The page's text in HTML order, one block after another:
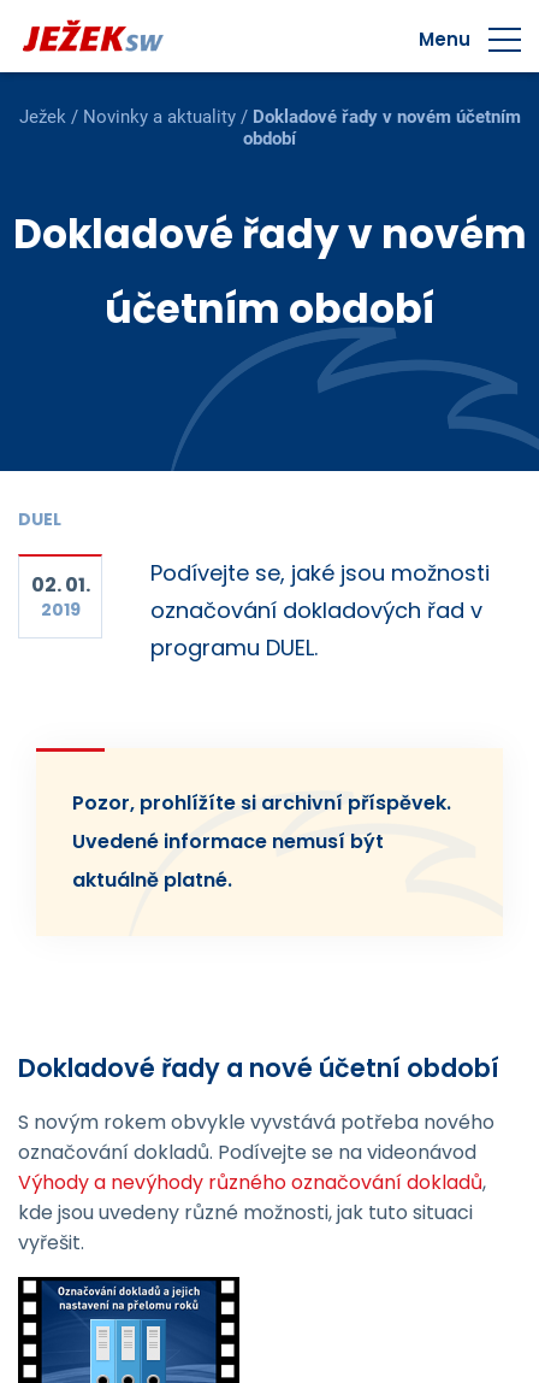
Menu
Ježek/ Novinky a aktuality/ Dokladové řady v novém účetním
období
Dokladové řady v novém
účetním období
DUEL
02. 01.
2019
Podívejte se, jaké jsou možnosti
označování dokladových řad v
programu DUEL.
Pozor, prohlížíte si archivní příspěvek.
Uvedené informace nemusí být
aktuálně platné.
Dokladové řady a nové účetní období
S novým rokem obvykle vyvstává potřeba nového
označování dokladů. Podívejte se na videonávod
Výhody a nevýhody různého označování dokladů,
kde jsou uvedeny různé možnosti, jak tuto situaci
vyřešit.